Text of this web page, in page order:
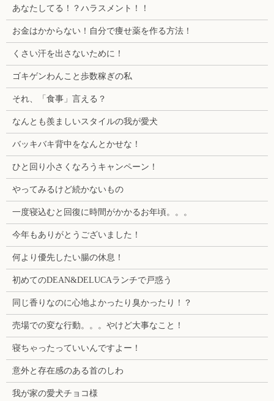
あなたしてる！？ハラスメント！！
お金はかからない！自分で痩せ薬を作る方法！
くさい汗を出さないために！
ゴキゲンわんこと歩数稼ぎの私
それ、「食事」言える？
なんとも羨ましいスタイルの我が愛犬
バッキバキ背中をなんとかせな！
ひと回り小さくなろうキャンペーン！
やってみるけど続かないもの
一度寝込むと回復に時間がかかるお年頃。。。
今年もありがとうございました！
何より優先したい腸の休息！
初めてのDEAN&DELUCAランチで戸惑う
同じ香りなのに心地よかったり臭かったり！？
売場での変な行動。。。やけど大事なこと！
寝ちゃったっていいんですよー！
意外と存在感のある首のしわ
我が家の愛犬チョコ様